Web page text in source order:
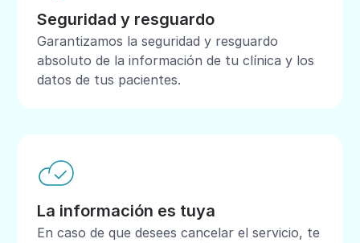
Seguridad y resguardo
Garantizamos la seguridad y resguardo
absoluto de la información de tu clínica y los
datos de tus pacientes.
La información es tuya
En caso de que desees cancelar el servicio, te